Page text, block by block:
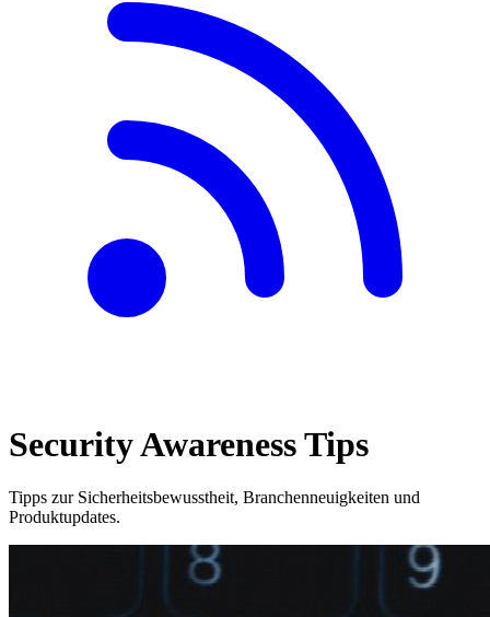
Security Awareness Tips
Tipps zur Sicherheitsbewusstheit, Branchenneuigkeiten und
Produktupdates.